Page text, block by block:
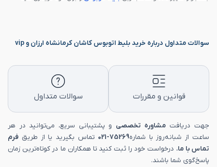
سوالات متداول درباره خرید بلیط اتوبوس کاشان کرمانشاه ارزان و vip
قوانین و مقررات سوالات متداول
جهت دریافت مشاوره تخصصی و پشتیبانی سریع، می‌توانید در هر
ساعت از شبانه‌روز با شماره75269-021 تماس بگیرید یا از طریق فرم
تماس با ما، درخواست خود را ثبت کنید تا همکاران ما در کوتاه‌ترین زمان
پاسخ‌گوی شما باشند.